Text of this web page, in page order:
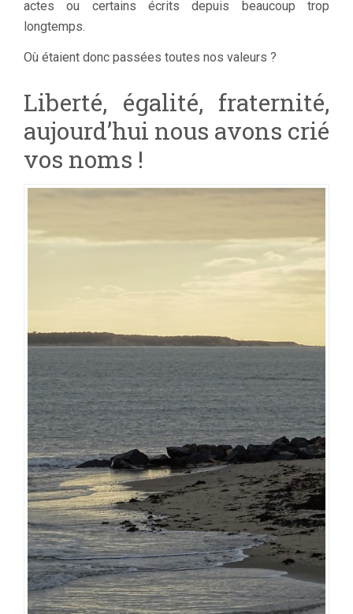
actes ou certains écrits depuis beaucoup trop
longtemps.
Où étaient donc passées toutes nos valeurs ?
Liberté, égalité, fraternité,
aujourd’hui nous avons crié
vos noms !